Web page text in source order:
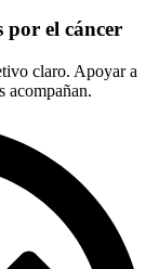
por el cáncer
claro. Apoyar a
acompañan.